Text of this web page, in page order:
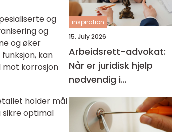
og
og
og øker
kan
mot korrosjon
holder mål
sikre optimal
inspiration
15. July 2026
Arbeidsrett-advokat:
Når er juridisk hjelp
nødvendig i
arbeidslivet?